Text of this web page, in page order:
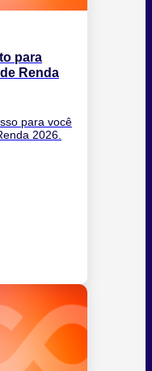
para
Renda
para você
2026.